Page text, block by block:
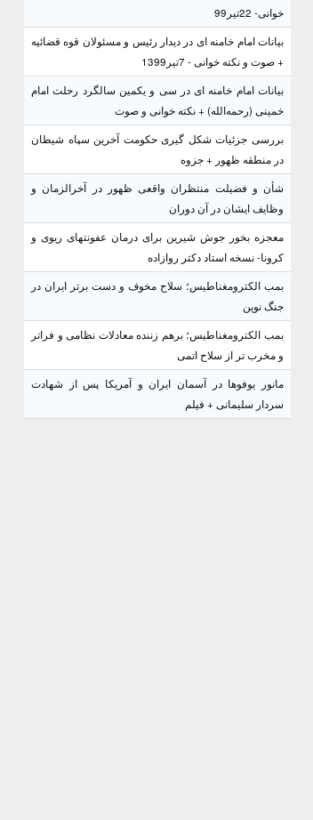
خوانی- 22تیر99
بیانات امام خامنه ای در دیدار رئیس و مسئولان قوه قضائیه
+ صوت و نکته خوانی - 7تیر1399
بیانات امام خامنه ای در سی و یکمین سالگرد رحلت امام
خمینی (رحمه‌الله) + نکته خوانی و صوت
بررسی جزئیات شکل گیری حکومت آخرین سپاه شیطان
در منطقه ظهور + جزوه
شأن و فضیلت منتظران واقعی ظهور در آخرالزمان و
وظایف ایشان در آن دوران
معجزه بخور جوش شیرین برای درمان عفونتهای ریوی و
کرونا- نسخه استاد دکتر روازاده
بمب الکترومغناطیس؛ سلاح مخوف و دست برتر ایران در
جنگ نوین
بمب الکترومغناطیس؛ برهم زننده معادلات نظامی و فراتر
و مخرب تر از سلاح اتمی
مانور یوفوها در آسمان ایران و آمریکا پس از شهادت
سردار سلیمانی + فیلم